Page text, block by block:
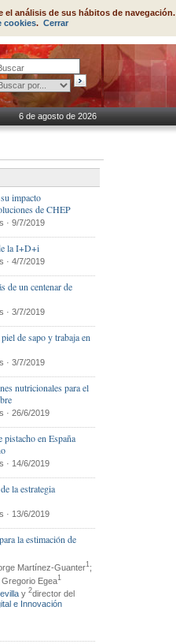
análisis de sus hábitos de navegación.
cookies. Cerrar
6 de agosto de 2026
impacto
de CHEP
· 9/7/2019
la I+D+i
· 4/7/2019
de un centenar de
· 3/7/2019
de sapo y trabaja en
· 3/7/2019
nutricionales para el
· 26/6/2019
en España
· 14/6/2019
la estrategia
· 13/6/2019
la estimación de
Martínez-Guanter1;
Gregorio Egea1
y2director del
e Innovación